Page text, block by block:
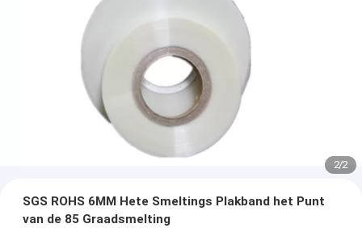
2/2
SGS ROHS 6MM Hete Smeltings Plakband het Punt
van de 85 Graadsmelting